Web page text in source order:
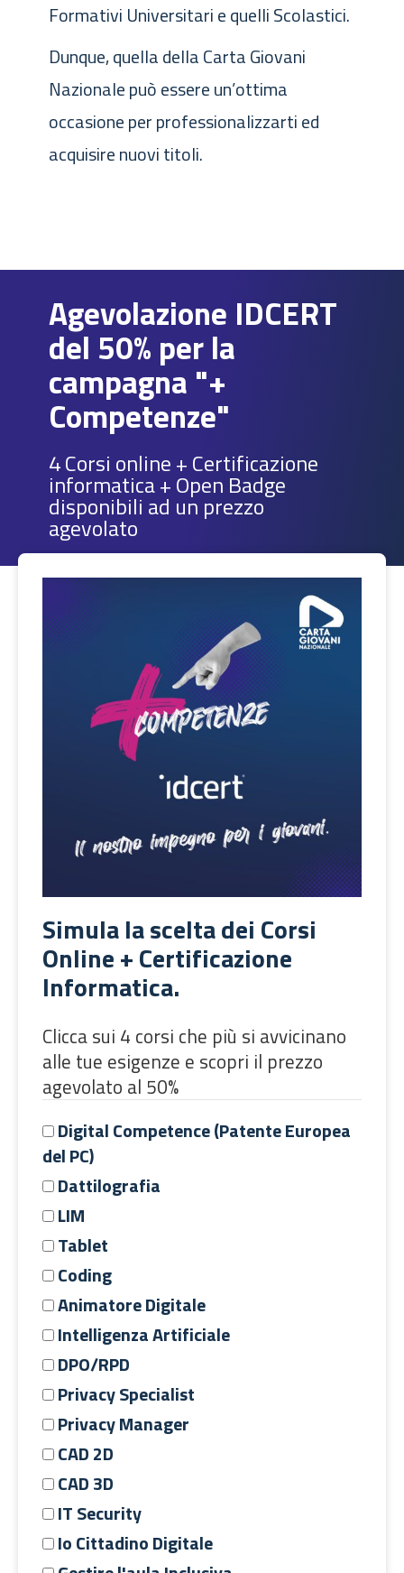
Formativi Universitari e quelli Scolastici.
Dunque, quella della Carta Giovani
Nazionale può essere un’ottima
occasione per professionalizzarti ed
acquisire nuovi titoli.
Agevolazione IDCERT
del 50% per la
campagna "+
Competenze"
4 Corsi online + Certificazione
informatica + Open Badge
disponibili ad un prezzo
agevolato
Simula la scelta dei Corsi
Online + Certificazione
Informatica.
Clicca sui 4 corsi che più si avvicinano
alle tue esigenze e scopri il prezzo
agevolato al 50%
Digital Competence (Patente Europea
del PC)
Dattilografia
LIM
Tablet
Coding
Animatore Digitale
Intelligenza Artificiale
DPO/RPD
Privacy Specialist
Privacy Manager
CAD 2D
CAD 3D
IT Security
Io Cittadino Digitale